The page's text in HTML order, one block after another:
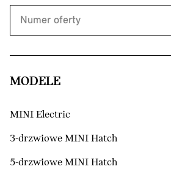
MODELE
MINI Electric
3-drzwiowe MINI Hatch
5-drzwiowe MINI Hatch